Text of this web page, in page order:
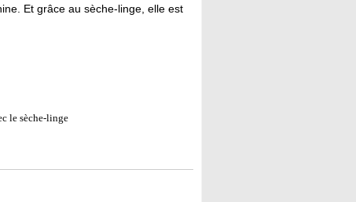
Et grâce au sèche-linge, elle est
le sèche-linge